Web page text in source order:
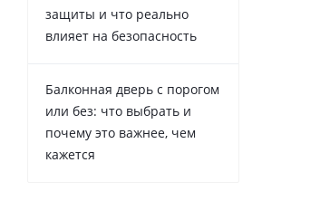
защиты и что реально
влияет на безопасность
Балконная дверь с порогом
или без: что выбрать и
почему это важнее, чем
кажется